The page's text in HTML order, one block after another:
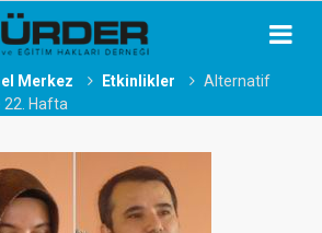
Merkez Etkinlikler
Alternatif
22. Hafta